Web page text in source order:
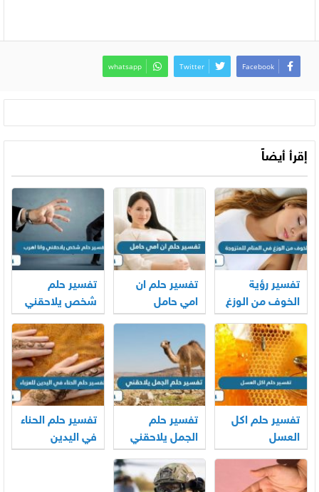
Facebook
Twitter
whatsapp
إقرأ أيضاً
تفسير رؤية
الخوف من الوزغ
في المنام
للمتزوجة
تفسير حلم ان
امي حامل
تفسير حلم
شخص يلاحقني
وانا اهرب
تفسير حلم اكل
العسل
تفسير حلم
الجمل يلاحقني
تفسير حلم الحناء
في اليدين